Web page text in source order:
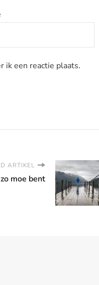
ik een reactie plaats.
ARTIKEL
moe bent